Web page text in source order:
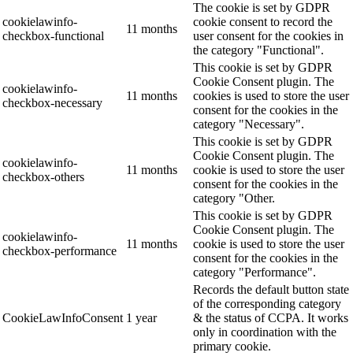
cookielawinfo-
checkbox-functional
11 months
The cookie is set by GDPR
cookie consent to record the
user consent for the cookies in
the category "Functional".
cookielawinfo-
checkbox-necessary
11 months
This cookie is set by GDPR
Cookie Consent plugin. The
cookies is used to store the user
consent for the cookies in the
category "Necessary".
cookielawinfo-
checkbox-others
11 months
This cookie is set by GDPR
Cookie Consent plugin. The
cookie is used to store the user
consent for the cookies in the
category "Other.
cookielawinfo-
checkbox-performance
11 months
This cookie is set by GDPR
Cookie Consent plugin. The
cookie is used to store the user
consent for the cookies in the
category "Performance".
CookieLawInfoConsent 1 year
Records the default button state
of the corresponding category
& the status of CCPA. It works
only in coordination with the
primary cookie.